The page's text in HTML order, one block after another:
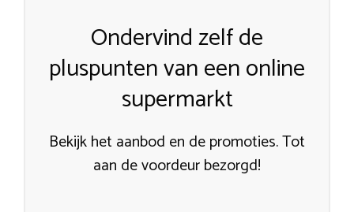
Ondervind zelf de
pluspunten van een online
supermarkt
Bekijk het aanbod en de promoties. Tot
aan de voordeur bezorgd!